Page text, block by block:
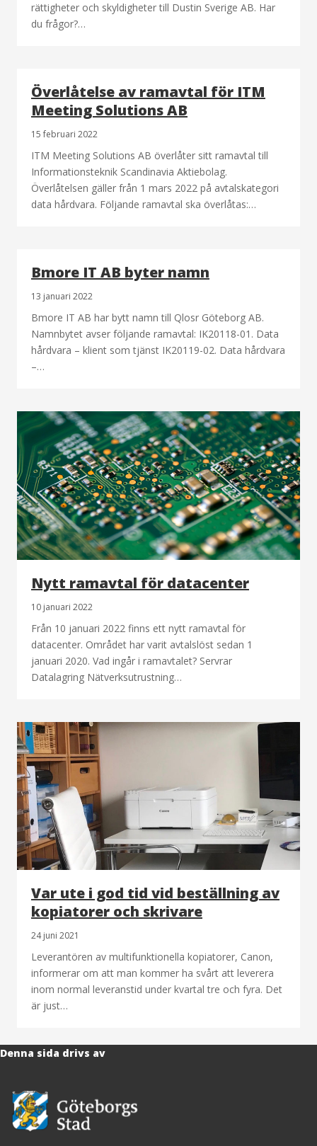
rättigheter och skyldigheter till Dustin Sverige AB. Har
du frågor?…
Överlåtelse av ramavtal för ITM
Meeting Solutions AB
15 februari 2022
ITM Meeting Solutions AB överlåter sitt ramavtal till
Informationsteknik Scandinavia Aktiebolag.
Överlåtelsen gäller från 1 mars 2022 på avtalskategori
data hårdvara. Följande ramavtal ska överlåtas:…
Bmore IT AB byter namn
13 januari 2022
Bmore IT AB har bytt namn till Qlosr Göteborg AB.
Namnbytet avser följande ramavtal: IK20118-01. Data
hårdvara – klient som tjänst IK20119-02. Data hårdvara
–…
Nytt ramavtal för datacenter
10 januari 2022
Från 10 januari 2022 finns ett nytt ramavtal för
datacenter. Området har varit avtalslöst sedan 1
januari 2020. Vad ingår i ramavtalet? Servrar
Datalagring Nätverksutrustning…
Var ute i god tid vid beställning av
kopiatorer och skrivare
24 juni 2021
Leverantören av multifunktionella kopiatorer, Canon,
informerar om att man kommer ha svårt att leverera
inom normal leveranstid under kvartal tre och fyra. Det
är just…
Denna sida drivs av